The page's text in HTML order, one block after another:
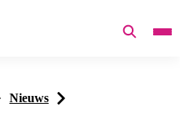
Nieuws